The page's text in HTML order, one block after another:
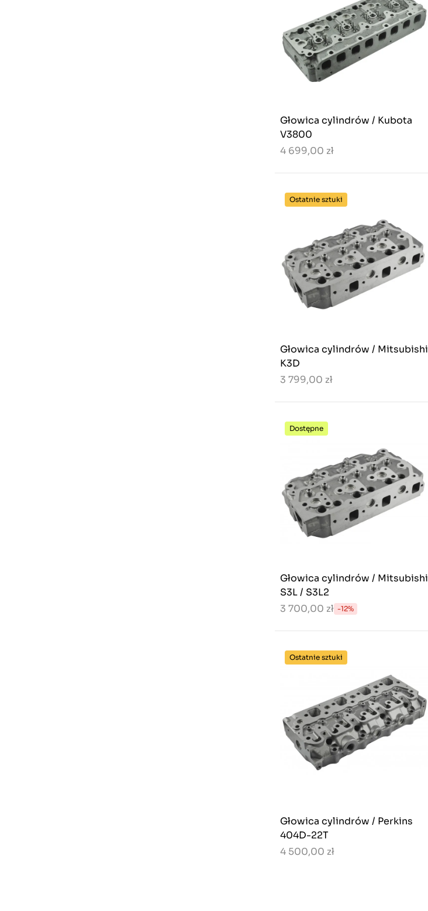
Głowica cylindrów / Kubota
V3800
4 699,00 zł
Ostatnie sztuki
Głowica cylindrów / Mitsubishi
K3D
3 799,00 zł
Dostępne
Głowica cylindrów / Mitsubishi
S3L / S3L2
3 700,00 zł -12%
Ostatnie sztuki
Głowica cylindrów / Perkins
404D-22T
4 500,00 zł